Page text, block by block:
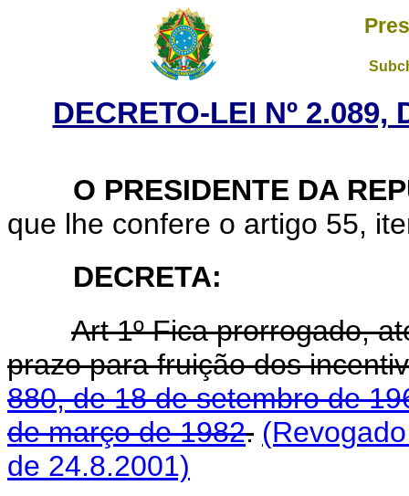
DECRETO-LEI Nº 2.089,
O PRESIDENTE DA
que lhe confere o artigo 55,
DECRETA:
Art 1º Fica prorrogado,
prazo para fruição dos
880, de 18 de setembro de
de março de 1982.
de 24.8.2001)